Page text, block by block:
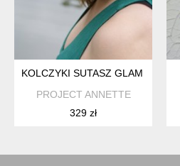
KOLCZYKI SUTASZ GLAM BOHO
PROJECT ANNETTE
329 zł